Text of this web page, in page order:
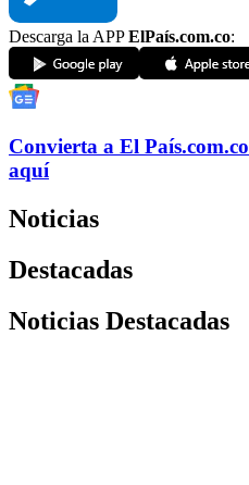
Descarga la APPElPaís.com.co:
Convierta a El País.com.co
aquí
Noticias
Destacadas
Noticias Destacadas